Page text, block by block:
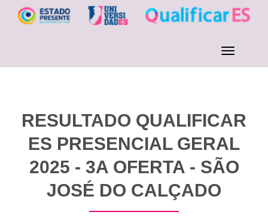
RESULTADO QUALIFICAR
ES PRESENCIAL GERAL
2025 - 3A OFERTA - SÃO
JOSÉ DO CALÇADO